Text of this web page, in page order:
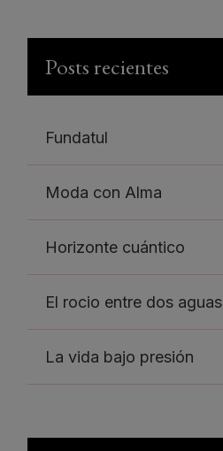
Posts recientes
Fundatul
Moda con Alma
Horizonte cuántico
El rocio entre dos aguas
La vida bajo presión